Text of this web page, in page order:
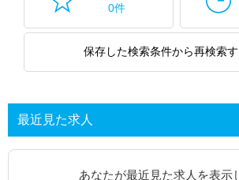
0件
保存した検索条件から再検索
最近見た求人
あなたが最近見た求人を表示